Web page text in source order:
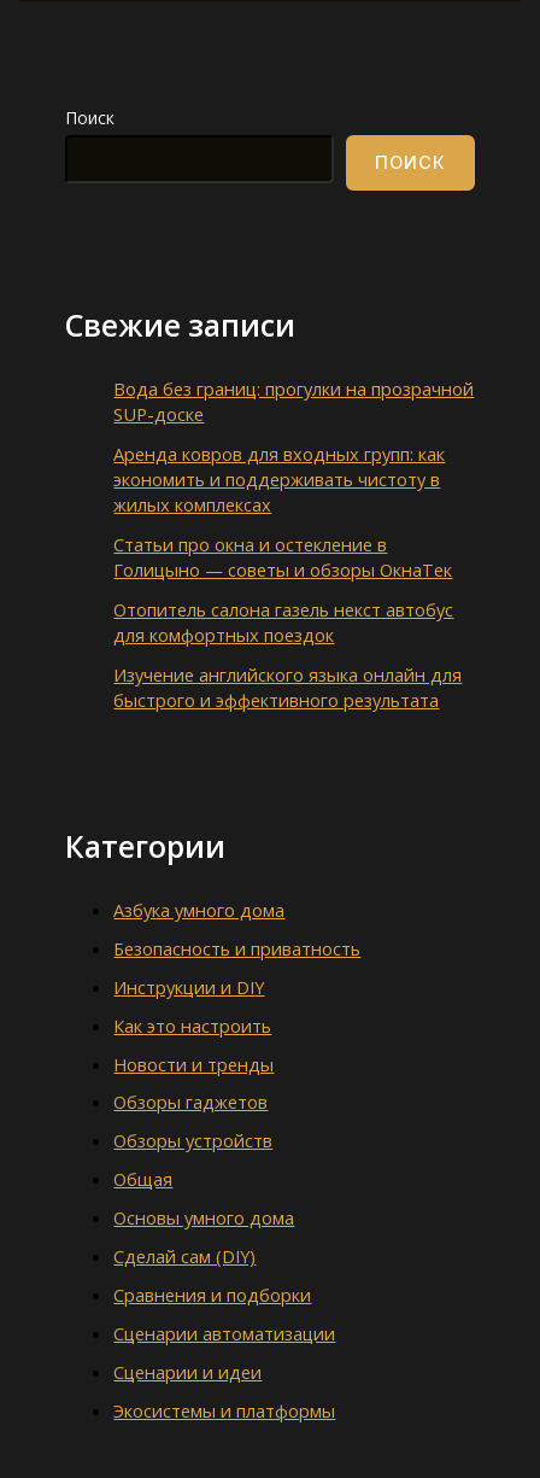
Поиск
ПОИСК
Свежие записи
Вода без границ: прогулки на прозрачной
SUP-доске
Аренда ковров для входных групп: как
экономить и поддерживать чистоту в
жилых комплексах
Статьи про окна и остекление в
Голицыно — советы и обзоры ОкнаТек
Отопитель салона газель некст автобус
для комфортных поездок
Изучение английского языка онлайн для
быстрого и эффективного результата
Категории
Азбука умного дома
Безопасность и приватность
Инструкции и DIY
Как это настроить
Новости и тренды
Обзоры гаджетов
Обзоры устройств
Общая
Основы умного дома
Сделай сам (DIY)
Сравнения и подборки
Сценарии автоматизации
Сценарии и идеи
Экосистемы и платформы